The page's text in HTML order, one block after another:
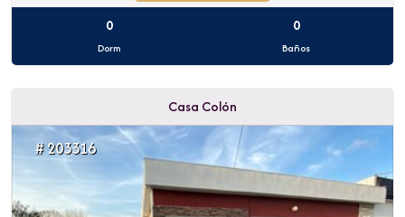
0
Dorm
0
Baños
Casa Colón
# 203316